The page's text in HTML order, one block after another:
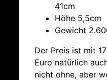
41cm
Höhe 5,5cm
Gewicht
Der Preis ist mit
Euro natürlich
nicht ohne, aber